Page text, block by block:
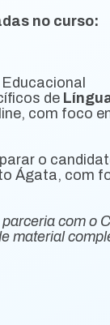
no curso:
de
com foco
o
Ágata, com
com o
material